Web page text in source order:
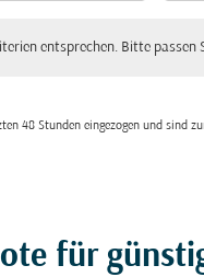
entsprechen. Bitte passen
48 Stunden eingezogen und sind
für